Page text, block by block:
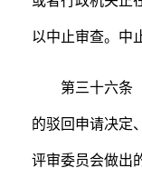
以中止审查。中
第三十六条
的驳回申请决定
评审委员会做出